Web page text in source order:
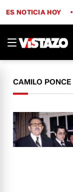
ES NOTICIA HOY
CAMILO PONCE